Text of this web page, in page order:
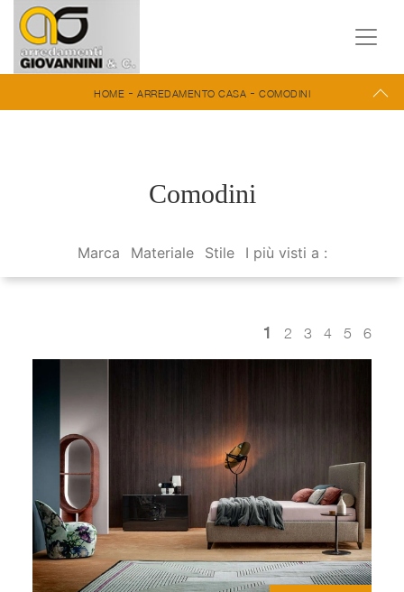
HOME - ARREDAMENTO CASA - COMODINI
Comodini
Marca Materiale Stile I più visti a :
1 2 3 4 5 6